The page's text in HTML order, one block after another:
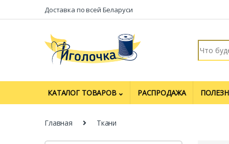
Перейти к навигации
перейти к содержаниюДоставка по всей Беларуси
Искать:
КАТАЛОГ ТОВАРОВ РАСПРОДАЖА
Главная Ткани